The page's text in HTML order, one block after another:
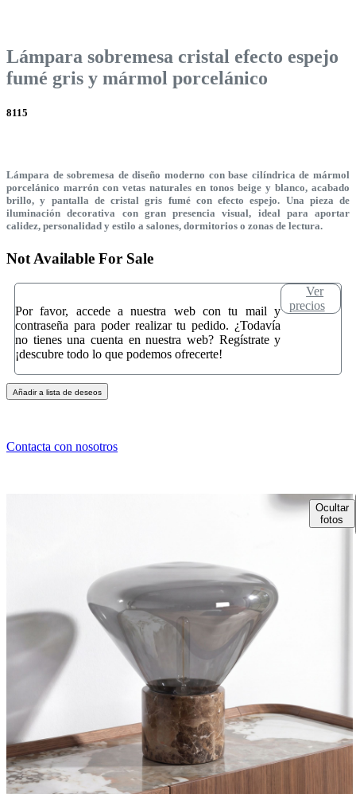
Lámpara sobremesa cristal efecto espejo
fumé gris y mármol porcelánico
8115
Lámpara de sobremesa de diseño moderno con base cilíndrica de mármol
porcelánico marrón con vetas naturales en tonos beige y blanco, acabado
brillo, y pantalla de cristal gris fumé con efecto espejo. Una pieza de
iluminación decorativa con gran presencia visual, ideal para aportar
calidez, personalidad y estilo a salones, dormitorios o zonas de lectura.
Not Available For Sale
Por favor, accede a nuestra web con tu mail y
contraseña para poder realizar tu pedido. ¿Todavía
no tienes una cuenta en nuestra web? Regístrate y
¡descubre todo lo que podemos ofrecerte!
Ver
precios
Añadir a lista de deseos
Contacta con nosotros
Ocultar
fotos